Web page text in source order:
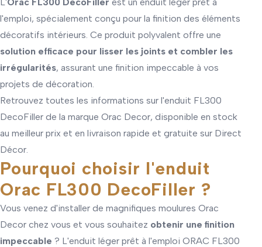
l'emploi, spécialement conçu pour la finition des éléments
décoratifs intérieurs. Ce produit polyvalent offre une
solution efficace pour lisser les joints et combler les
irrégularités, assurant une finition impeccable à vos
projets de décoration.
Retrouvez toutes les informations sur l'enduit FL300
DecoFiller de la marque Orac Decor, disponible en stock
au meilleur prix et en livraison rapide et gratuite sur Direct
Décor.
Pourquoi choisir l'enduit
Orac FL300 DecoFiller ?
Vous venez d'installer de magnifiques moulures Orac
Decor chez vous et vous souhaitez obtenir une finition
impeccable ? L'enduit léger prêt à l'emploi ORAC FL300